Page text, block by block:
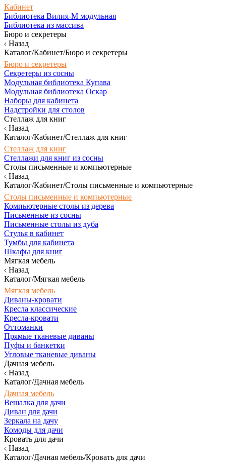
Кабинет
Библиотека Вилия-М модульная
Библиотека из массива
Бюро и секретеры
Назад
Каталог/Кабинет/Бюро и секретеры
Бюро и секретеры
Секретеры из сосны
Модульная библиотека Купава
Модульная библиотека Оскар
Наборы для кабинета
Надстройки для столов
Стеллаж для книг
Назад
Каталог/Кабинет/Стеллаж для книг
Стеллаж для книг
Стеллажи для книг из сосны
Столы письменные и компьютерные
Назад
Каталог/Кабинет/Столы письменные и компьютерные
Столы письменные и компьютерные
Компьютерные столы из дерева
Письменные из сосны
Письменные столы из дуба
Стулья в кабинет
Тумбы для кабинета
Шкафы для книг
Мягкая мебель
Назад
Каталог/Мягкая мебель
Мягкая мебель
Диваны-кровати
Кресла классические
Кресла-кровати
Оттоманки
Прямые тканевые диваны
Пуфы и банкетки
Угловые тканевые диваны
Дачная мебель
Назад
Каталог/Дачная мебель
Дачная мебель
Вешалка для дачи
Диван для дачи
Зеркала на дачу
Комоды для дачи
Кровать для дачи
Назад
Каталог/Дачная мебель/Кровать для дачи